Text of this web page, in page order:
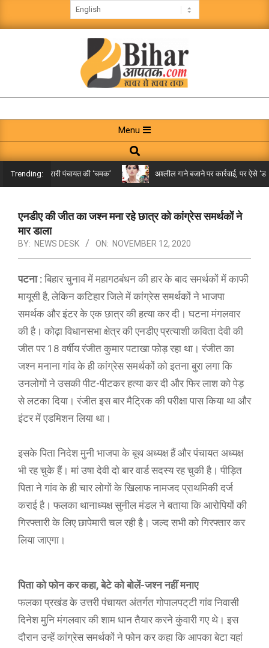
to
BIHAR
AAPTAK
Navigation
Menu
Menu
Search
Trending:
तक पहुंची गरारी पंचायत की ‘चमक’ अश्लील गाने बजाने पर कार्रवाई, पर ऐसे ‘डबल
एनडीए की जीत का जश्न मना रहे छात्र को कांग्रेस समर्थकों ने
मार डाला
BY: NEWS DESK ON: NOVEMBER 12, 2020
पटना : बिहार चुनाव में महागठबंधन की हार के बाद समर्थकों में काफी
मायूसी है, लेकिन कटिहार जिले में कांग्रेस समर्थकों ने भाजपा
समर्थक और इंटर के एक छात्र की हत्या कर दी। घटना मंगलवार
की है। कोढ़ा विधानसभा क्षेत्र की एनडीए प्रत्याशी कविता देवी की
जीत पर 18 वर्षीय रंजीत कुमार पटाखा फोड़ रहा था। रंजीत का
जश्न मनाना गांव के ही कांग्रेस समर्थकों को इतना बुरा लगा कि
उनलोगों ने उसकी पीट-पीटकर हत्या कर दी और फिर लाश को पेड़
से लटका दिया। रंजीत इस बार मैट्रिक की परीक्षा पास किया था और
इंटर में एडमिशन लिया था।
इसके पिता निदेश मुनी भाजपा के बूथ अध्यक्ष हैं और पंचायत अध्यक्ष
भी रह चुके हैं। मां उषा देवी दो बार वार्ड सदस्य रह चुकी है। पीड़ित
पिता ने गांव के ही चार लोगों के खिलाफ नामजद प्राथमिकी दर्ज
कराई है। फलका थानाध्यक्ष सुनील मंडल ने बताया कि आरोपियों की
गिरफ्तारी के लिए छापेमारी चल रही है। जल्द सभी को गिरफ्तार कर
लिया जाएगा।
पिता को फोन कर कहा, बेटे को बोलें-जश्न नहीं मनाए
फलका प्रखंड के उत्तरी पंचायत अंतर्गत गोपालपट्‌टी गांव निवासी
दिनेश मुनि मंगलवार की शाम धान तैयार करने कुंवारी गए थे। इस
दौरान उन्हें कांग्रेस समर्थकों ने फोन कर कहा कि आपका बेटा यहां